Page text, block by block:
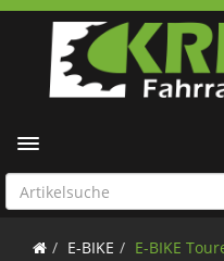
Toggle navigation
E-BIKE E-BIKE